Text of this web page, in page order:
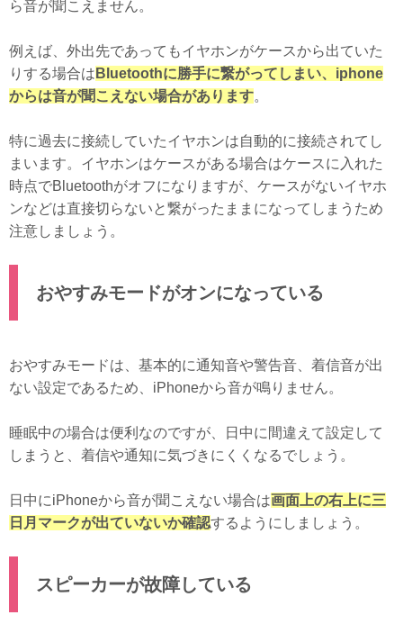
ら音が聞こえません。
例えば、外出先であってもイヤホンがケースから出ていた
りする場合は Bluetoothに勝手に繋がってしまい、iphone
からは音が聞こえない場合があります。
特に過去に接続していたイヤホンは自動的に接続されてし
まいます。イヤホンはケースがある場合はケースに入れた
時点でBluetoothがオフになりますが、ケースがないイヤホ
ンなどは直接切らないと繋がったままになってしまうため
注意しましょう。
おやすみモードがオンになっている
おやすみモードは、基本的に通知音や警告音、着信音が出
ない設定であるため、iPhoneから音が鳴りません。
睡眠中の場合は便利なのですが、日中に間違えて設定して
しまうと、着信や通知に気づきにくくなるでしょう。
日中にiPhoneから音が聞こえない場合は画面上の右上に三
日月マークが出ていないか確認するようにしましょう。
スピーカーが故障している